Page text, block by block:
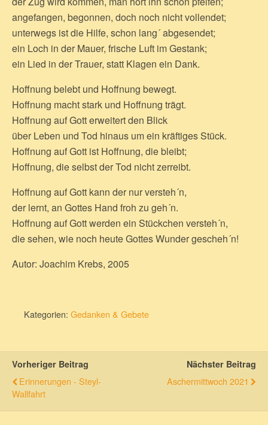
angefangen, begonnen, doch noch nicht vollendet;
unterwegs ist die Hilfe, schon lang´ abgesendet;
ein Loch in der Mauer, frische Luft im Gestank;
ein Lied in der Trauer, statt Klagen ein Dank.
Hoffnung belebt und Hoffnung bewegt.
Hoffnung macht stark und Hoffnung trägt.
Hoffnung auf Gott erweitert den Blick
über Leben und Tod hinaus um ein kräftiges Stück.
Hoffnung auf Gott ist Hoffnung, die bleibt;
Hoffnung, die selbst der Tod nicht zerreibt.
Hoffnung auf Gott kann der nur versteh´n,
der lernt, an Gottes Hand froh zu geh´n.
Hoffnung auf Gott werden ein Stückchen versteh´n,
die sehen, wie noch heute Gottes Wunder gescheh´n!
Autor: Joachim Krebs, 2005
Kategorien: Gedanken & Gebete
Vorheriger Beitrag
Erinnerungen - Steyl-
Wallfahrt
Nächster Beitrag
Aschermittwoch 2021